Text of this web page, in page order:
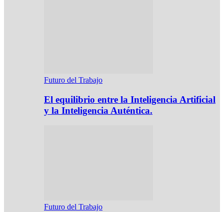
Futuro del Trabajo
El equilibrio entre la Inteligencia Artificial
y la Inteligencia Auténtica.
Futuro del Trabajo